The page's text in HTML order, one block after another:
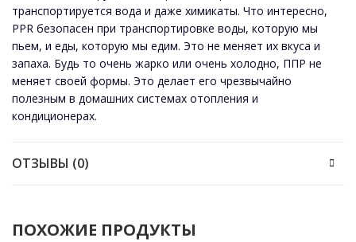
транспортируется вода и даже химикаты. Что интересно,
PPR безопасен при транспортировке воды, которую мы
пьем, и еды, которую мы едим. Это не меняет их вкуса и
запаха. Будь то очень жарко или очень холодно, ППР не
меняет своей формы. Это делает его чрезвычайно
полезным в домашних системах отопления и
кондиционерах.
ОТЗЫВЫ (0)
ПОХОЖИЕ ПРОДУКТЫ